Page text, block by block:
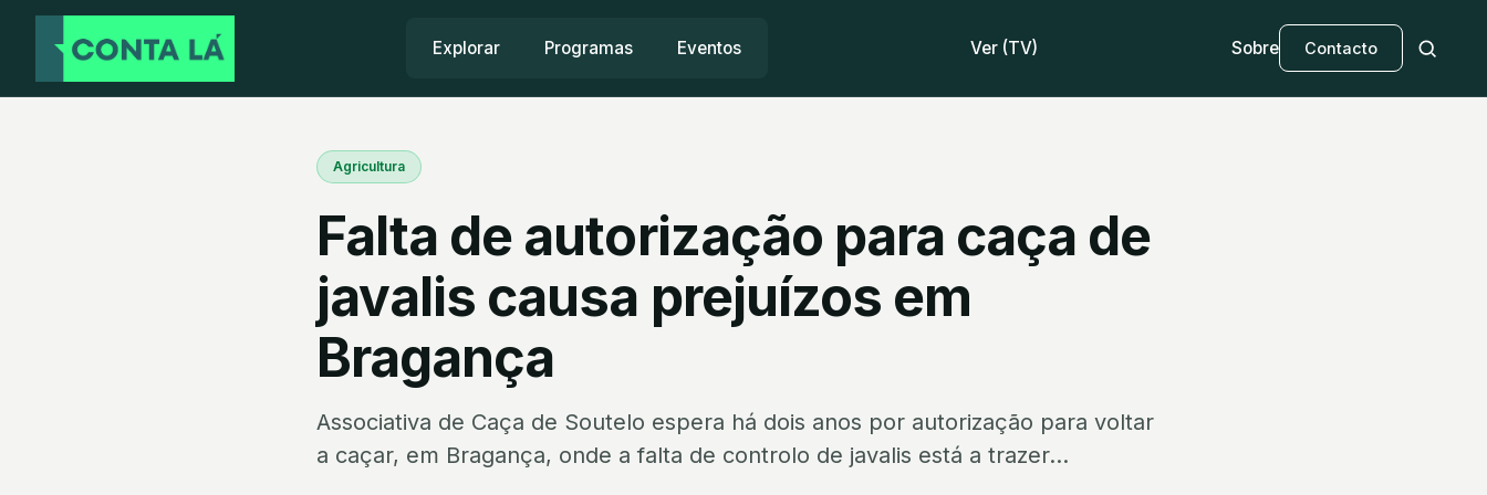
Explorar Programas Eventos Ver (TV) Sobre Contacto
Agricultura
Falta de autorização para caça de
javalis causa prejuízos em
Bragança
Associativa de Caça de Soutelo espera há dois anos por autorização para voltar
a caçar, em Bragança, onde a falta de controlo de javalis está a trazer...